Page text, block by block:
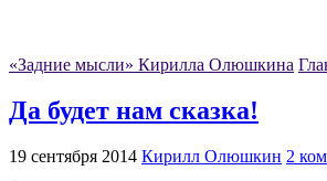
«Задние мысли» Кирилла Олюшкина
Да будет нам сказка!
19 сентября 2014 Кирилл Олюшкин 2